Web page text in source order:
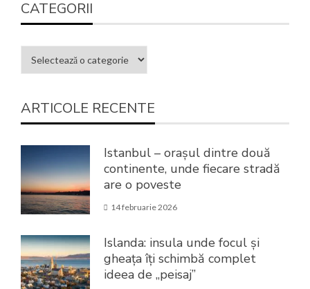
CATEGORII
ARTICOLE RECENTE
Istanbul – orașul dintre două
continente, unde fiecare stradă
are o poveste
14 februarie 2026
Islanda: insula unde focul și
gheața îți schimbă complet
ideea de „peisaj”